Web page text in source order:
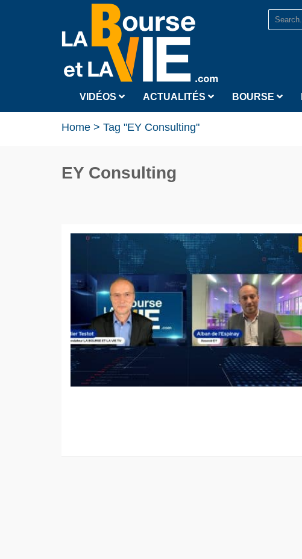
VIDÉOS ACTUALITÉS BOURSE
Home > Tag "EY Consulting"
EY Consulting